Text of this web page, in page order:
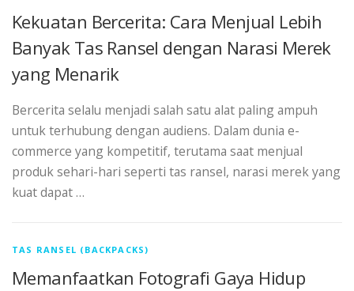
Kekuatan Bercerita: Cara Menjual Lebih
Banyak Tas Ransel dengan Narasi Merek
yang Menarik
Bercerita selalu menjadi salah satu alat paling ampuh
untuk terhubung dengan audiens. Dalam dunia e-
commerce yang kompetitif, terutama saat menjual
produk sehari-hari seperti tas ransel, narasi merek yang
kuat dapat …
TAS RANSEL (BACKPACKS)
Memanfaatkan Fotografi Gaya Hidup